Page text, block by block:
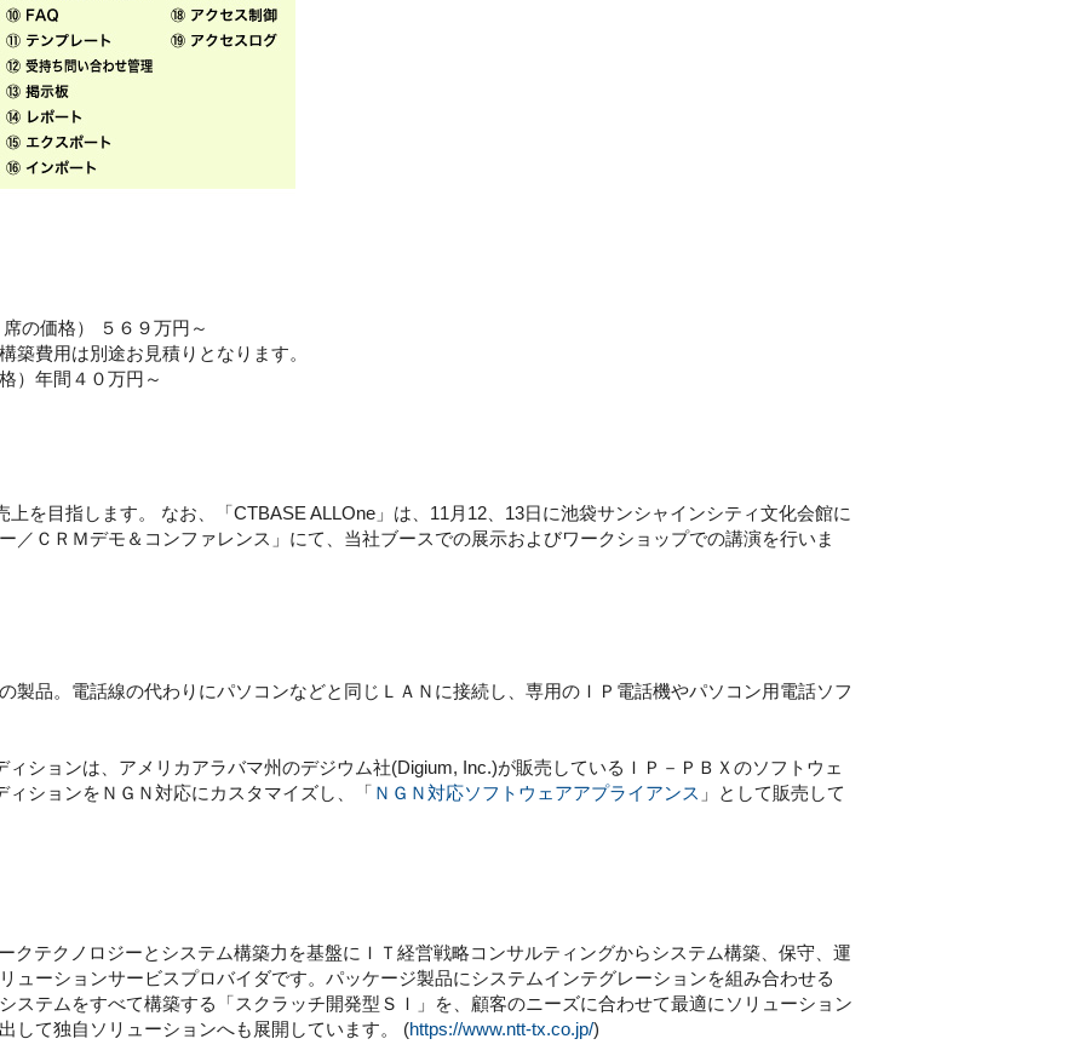
の価格） ５６９万円～
費用は別途お見積りとなります。
）年間４０万円～
を目指します。 なお、「CTBASE ALLOne」は、11月12、13日に池袋サンシャインシティ文化会館に
／ＣＲＭデモ＆コンファレンス」にて、当社ブースでの展示およびワークショップでの講演を行いま
製品。電話線の代わりにパソコンなどと同じＬＡＮに接続し、専用のＩＰ電話機やパソコン用電話ソフ
ションは、アメリカアラバマ州のデジウム社(Digium, Inc.)が販売しているＩＰ－ＰＢＸのソフトウェ
ションをＮＧＮ対応にカスタマイズし、「 ＮＧＮ対応ソフトウェアアプライアンス 」として販売して
クテクノロジーとシステム構築力を基盤にＩＴ経営戦略コンサルティングからシステム構築、保守、運
ューションサービスプロバイダです。パッケージ製品にシステムインテグレーションを組み合わせる
ステムをすべて構築する「スクラッチ開発型ＳＩ」を、顧客のニーズに合わせて最適にソリューション
して独自ソリューションへも展開しています。 (https://www.ntt-tx.co.jp/)